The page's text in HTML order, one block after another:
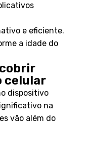
e eficiente.
a idade do
celular
dispositivo
na
vão além do